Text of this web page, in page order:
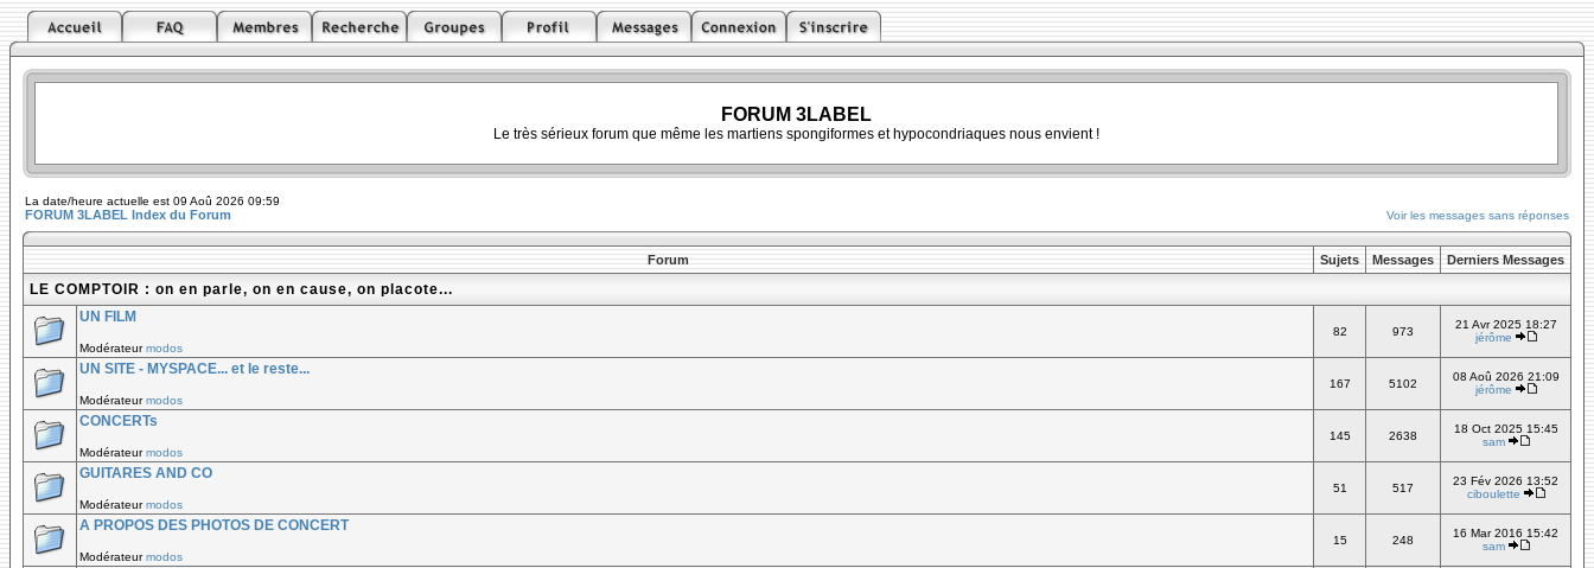
FORUM 3LABEL
Le très sérieux forum que même les martiens spongiformes et hypocondriaques nous envient !
La date/heure actuelle est 09 Aoû 2026 09:59
FORUM 3LABEL Index du Forum Voir les messages sans réponses
Forum Sujets Messages Derniers Messages
LE COMPTOIR : on en parle, on en cause, on placote...
UN FILM
Modérateurmodos
82 973
21 Avr 2025 18:27
jérôme
UN SITE - MYSPACE... et le reste...
Modérateurmodos
167 5102
08 Aoû 2026 21:09
jérôme
CONCERTs
Modérateurmodos
145 2638
18 Oct 2025 15:45
sam
GUITARES AND CO
Modérateurmodos
51 517
23 Fév 2026 13:52
ciboulette
A PROPOS DES PHOTOS DE CONCERT
Modérateurmodos
15 248
16 Mar 2016 15:42
sam